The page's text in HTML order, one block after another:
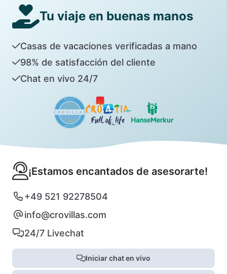
Tu viaje en buenas manos
Casas de vacaciones verificadas a mano
98% de satisfacción del cliente
Chat en vivo 24/7
¡Estamos encantados de asesorarte!
+49 521 92278504
info@crovillas.com
24/7 Livechat
Iniciar chat en vivo